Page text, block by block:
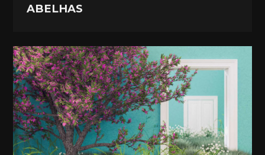
ABELHAS